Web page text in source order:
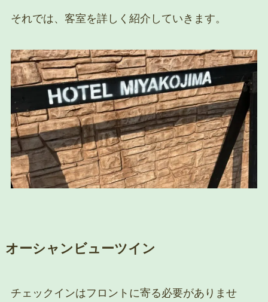
それでは、客室を詳しく紹介していきます。
オーシャンビューツイン
チェックインはフロントに寄る必要がありませ